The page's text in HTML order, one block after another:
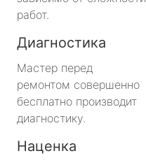
работ.
Диагностика
Мастер перед
ремонтом совершенно
бесплатно производит
диагностику.
Наценка